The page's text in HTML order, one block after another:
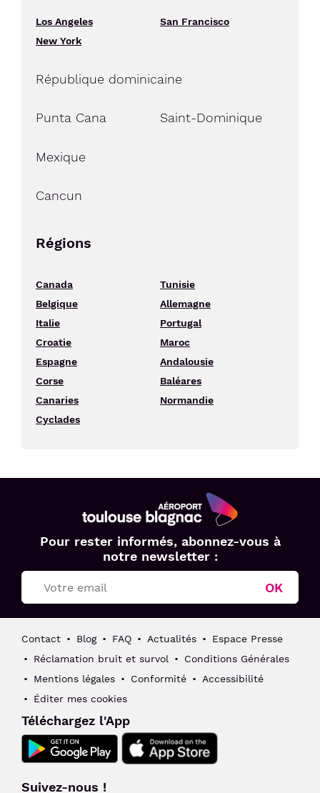
Los Angeles
San Francisco
New York
République dominicaine
Punta Cana Saint-Dominique
Mexique
Cancun
Régions
Canada
Tunisie
Belgique
Allemagne
Italie
Portugal
Croatie
Maroc
Espagne
Andalousie
Corse
Baléares
Canaries
Normandie
Cyclades
Aéroport
Toulouse
Blagnac
Pour rester informés, abonnez-vous à
notre newsletter :
OK
Contact Blog FAQ Actualités
Espace Presse
Réclamation bruit et survol
Conditions Générales
Mentions légales
Conformité
Accessibilité
Éditer mes cookies
Téléchargez l'App
Suivez-nous !